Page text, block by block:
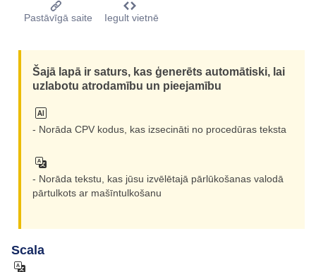
Pastāvīgā saite Iegult vietnē
Šajā lapā ir saturs, kas ģenerēts automātiski, lai
uzlabotu atrodamību un pieejamību
- Norāda CPV kodus, kas izsecināti no procedūras teksta
- Norāda tekstu, kas jūsu izvēlētajā pārlūkošanas valodā
pārtulkots ar mašīntulkošanu
Scala